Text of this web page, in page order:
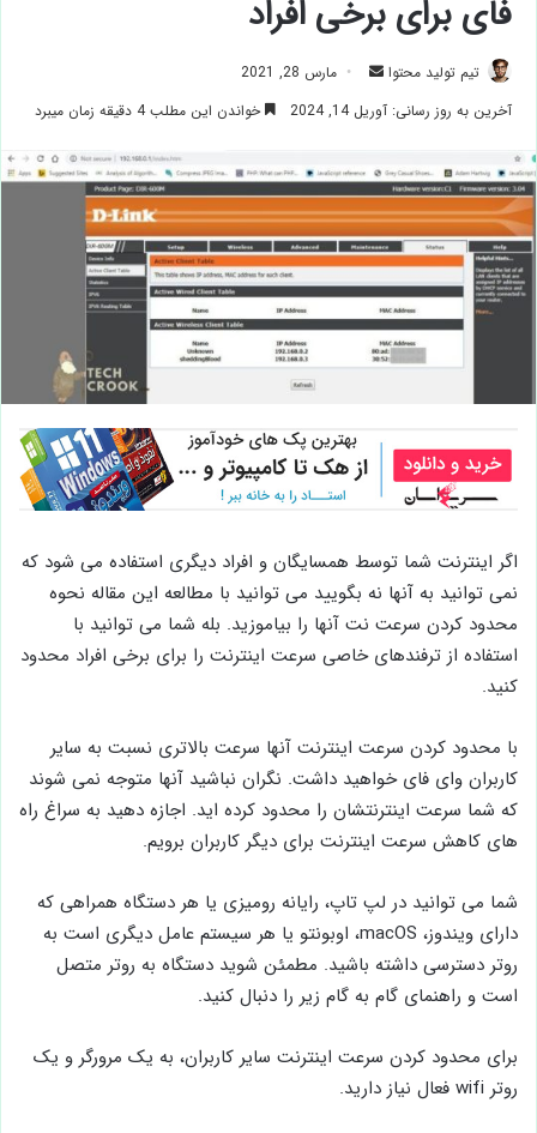
فای برای برخی افراد
تیم تولید محتوا
ارسال
ایمیل
مارس 28, 2021
آخرین به روز رسانی: آوریل 14, 2024
خواندن این مطلب 4 دقیقه زمان میبرد
اگر اینترنت شما توسط همسایگان و افراد دیگری استفاده می شود که
نمی توانید به آنها نه بگویید می توانید با مطالعه این مقاله نحوه
محدود کردن سرعت نت آنها را بیاموزید. بله شما می توانید با
استفاده از ترفندهای خاصی سرعت اینترنت را برای برخی افراد محدود
کنید.
با محدود کردن سرعت اینترنت آنها سرعت بالاتری نسبت به سایر
کاربران وای فای خواهید داشت. نگران نباشید آنها متوجه نمی شوند
که شما سرعت اینترنتشان را محدود کرده اید. اجازه دهید به سراغ راه
های کاهش سرعت اینترنت برای دیگر کاربران برویم.
شما می توانید در لپ تاپ، رایانه رومیزی یا هر دستگاه همراهی که
دارای ویندوز، macOS، اوبونتو یا هر سیستم عامل دیگری است به
روتر دسترسی داشته باشید. مطمئن شوید دستگاه به روتر متصل
است و راهنمای گام به گام زیر را دنبال کنید.
برای محدود کردن سرعت اینترنت سایر کاربران، به یک مرورگر و یک
روتر wifi فعال نیاز دارید.